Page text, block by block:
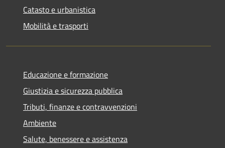
Catasto e urbanistica
Mobilità e trasporti
Educazione e formazione
Giustizia e sicurezza pubblica
Tributi, finanze e contravvenzioni
Ambiente
Salute, benessere e assistenza